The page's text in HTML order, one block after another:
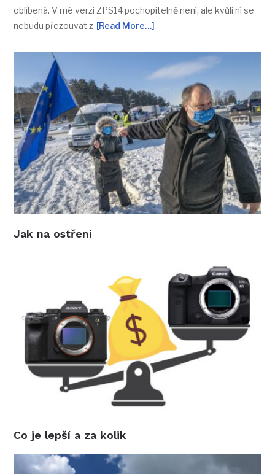
oblíbená. V mé verzi ZPS14 pochopitelně není, ale kvůli ní se
nebudu přezouvat z [Read More…]
Jak na ostření
Co je lepší a za kolik